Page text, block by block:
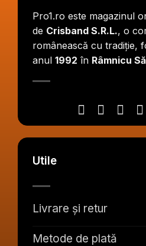
Pro1.ro este magazinul
de Crisband S.R.L., o
românească cu tradiție,
anul 1992 în Râmnicu
Utile
Livrare și retur
Metode de plată